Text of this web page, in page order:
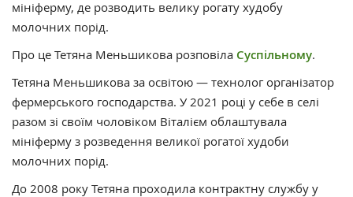
мініферму, де розводить велику рогату худобу
молочних порід.
Про це Тетяна Меньшикова розповіла Суспільному.
Тетяна Меньшикова за освітою — технолог організатор
фермерського господарства. У 2021 році у себе в селі
разом зі своїм чоловіком Віталієм облаштувала
мініферму з розведення великої рогатої худоби
молочних порід.
До 2008 року Тетяна проходила контрактну службу у